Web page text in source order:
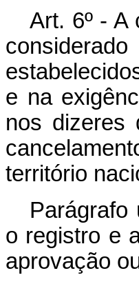
Art. 6º - A
e na
nos dizeres
território
Parágrafo
o registro e
aprovação